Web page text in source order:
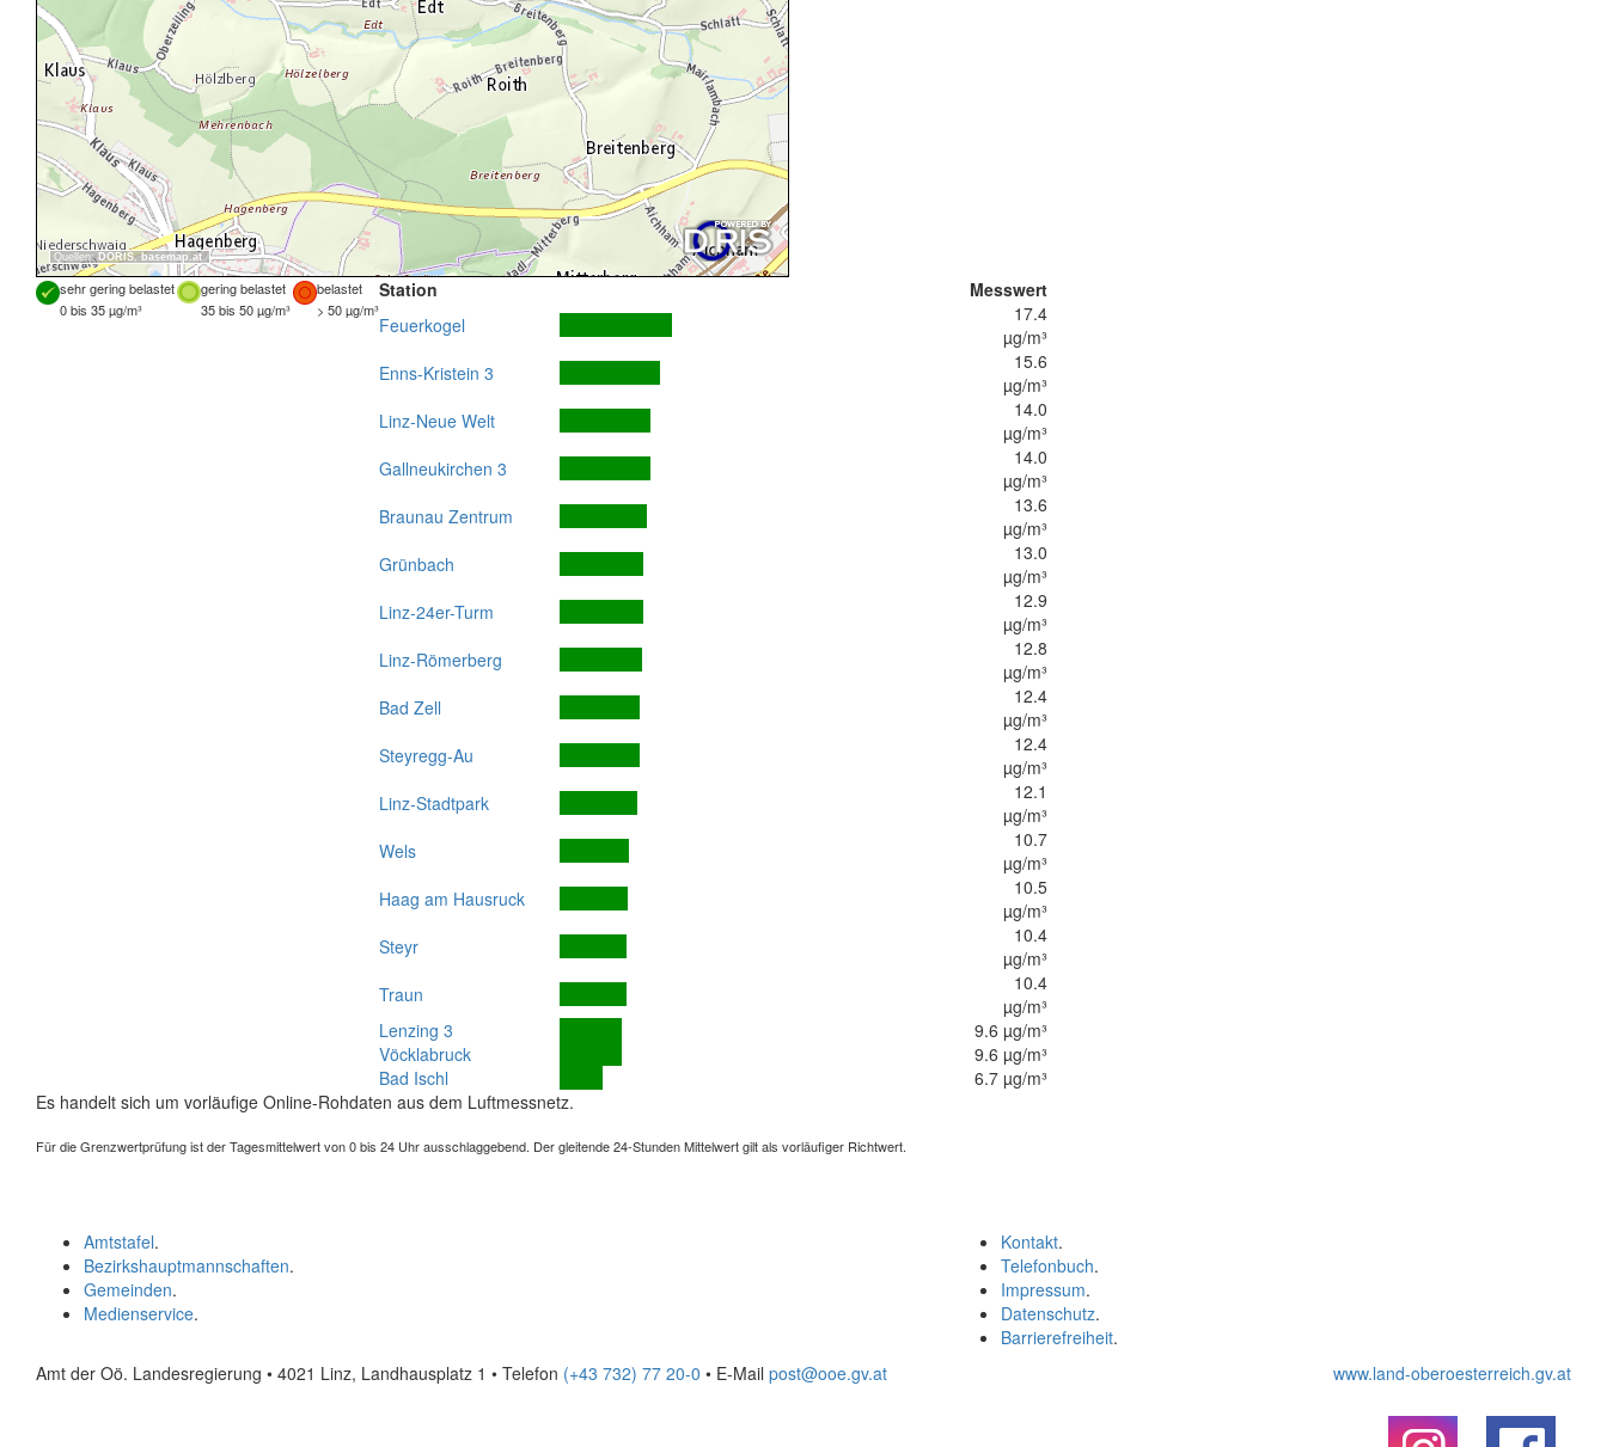
Quellen: DORIS,basemap.at
sehr gering belastet gering belastet
belastet
0 bis 35 µg/m³
35 bis 50 µg/m³ > 50 µg/m³
Station
Messwert
Feuerkogel
17.4
µg/m³
Enns-Kristein 3
15.6
µg/m³
Linz-Neue Welt
14.0
µg/m³
Gallneukirchen 3
14.0
µg/m³
Braunau Zentrum
13.6
µg/m³
Grünbach
13.0
µg/m³
Linz-24er-Turm
12.9
µg/m³
Linz-Römerberg
12.8
µg/m³
Bad Zell
12.4
µg/m³
Steyregg-Au
12.4
µg/m³
Linz-Stadtpark
12.1
µg/m³
Wels
10.7
µg/m³
Haag am Hausruck
10.5
µg/m³
Steyr
10.4
µg/m³
Traun
10.4
µg/m³
Lenzing 3
9.6 µg/m³
Vöcklabruck
9.6 µg/m³
Bad Ischl
6.7 µg/m³
Es handelt sich um vorläufige Online-Rohdaten aus dem Luftmessnetz.
Für die Grenzwertprüfung ist der Tagesmittelwert von 0 bis 24 Uhr ausschlaggebend. Der gleitende 24-Stunden Mittelwert gilt als vorläufiger Richtwert.
Kontakt.
Telefonbuch.
Impressum.
Datenschutz.
Barrierefreiheit.
Amtstafel.
Bezirkshauptmannschaften.
Gemeinden.
Medienservice.
Amt der Oö. Landesregierung • 4021 Linz, Landhausplatz 1 • Telefon (+43 732) 77 20-0 • E-Mail post@ooe.gv.at www.land-oberoesterreich.gv.at